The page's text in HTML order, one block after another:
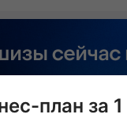
план за